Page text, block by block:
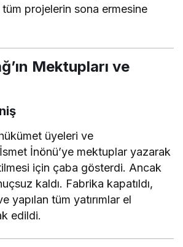
tüm projelerin sona ermesine
Mektupları ve
üyeleri ve
İnönü’ye mektuplar yazarak
için çaba gösterdi. Ancak
kaldı. Fabrika kapatıldı,
yapılan tüm yatırımlar el
edildi.